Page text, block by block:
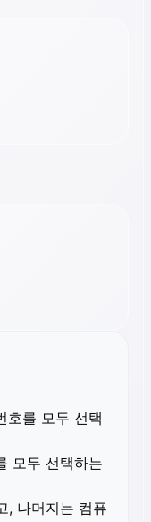
호를 모두 선택
모두 선택하는
, 나머지는 컴퓨